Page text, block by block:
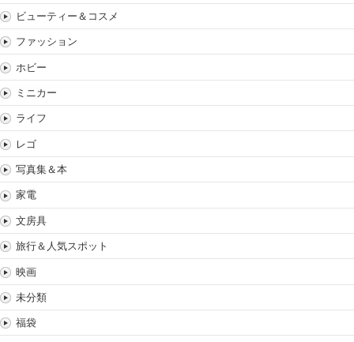
ビューティー＆コスメ
ファッション
ホビー
ミニカー
ライフ
レゴ
写真集＆本
家電
文房具
旅行＆人気スポット
映画
未分類
福袋